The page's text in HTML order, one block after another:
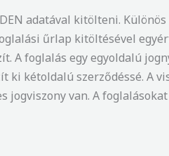
adatával kitölteni.
űrlap kitöltésével
A foglalás egy egyoldalú
ki kétoldalú szerződéssé. A
jogviszony van. A